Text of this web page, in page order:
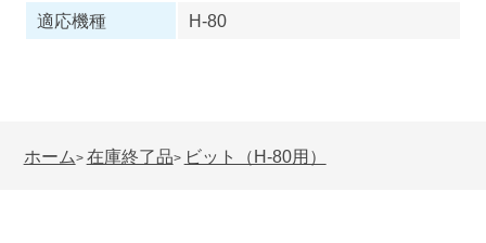
適応機種 H-80
ホーム> 在庫終了品> ビット（H-80用）